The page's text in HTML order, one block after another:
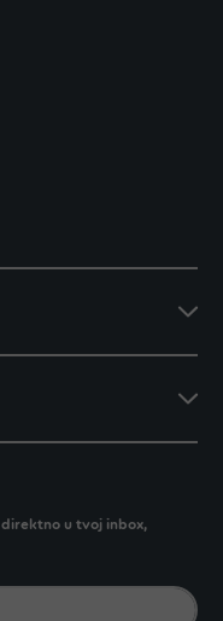
u tvoj inbox,